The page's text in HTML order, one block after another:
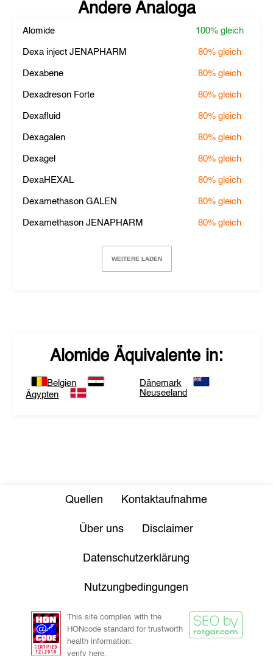
Andere Analoga
Alomide 100% gleich
Dexa inject JENAPHARM 80% gleich
Dexabene 80% gleich
Dexadreson Forte 80% gleich
Dexafluid 80% gleich
Dexagalen 80% gleich
Dexagel 80% gleich
DexaHEXAL 80% gleich
Dexamethason GALEN 80% gleich
Dexamethason JENAPHARM 80% gleich
WEITERE LADEN
Alomide Äquivalente in:
Belgien
Ägypten
Dänemark
Neuseeland
Quellen Kontaktaufnahme
Über uns Disclaimer
Datenschutzerklärung
Nutzungbedingungen
This site complies with the
HONcode standard for trustworth
health information:
verify here.